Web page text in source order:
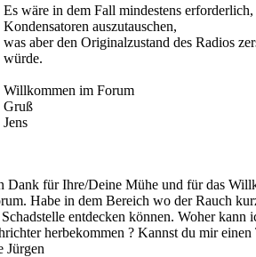
Es wäre in dem Fall mindestens
Kondensatoren auszutauschen,
was aber den Originalzustand des Radios
würde.
Willkommen im Forum
Gruß
Jens
Dank für Ihre/Deine Mühe und für das
Habe in dem Bereich wo der Rauch
entdecken können. Woher kann
herbekommen ? Kannst du mir einen
Jürgen